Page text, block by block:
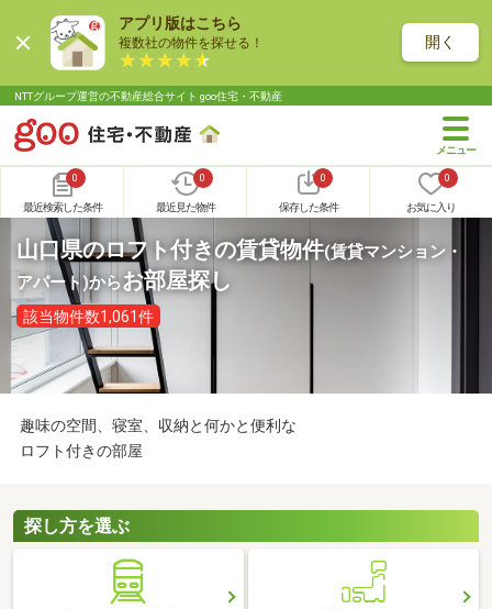
アプリ版はこちら
複数社の物件を探せる！ 開く
NTTグループ運営の不動産総合サイト goo住宅・不動産
0
最近検索した条件
0
最近見た物件
0
保存した条件
0
お気に入り
山口県のロフト付きの賃貸物件(賃貸マンション・
アパート)からお部屋探し
該当物件数1,061件
趣味の空間、寝室、収納と何かと便利な
ロフト付きの部屋
探し方を選ぶ